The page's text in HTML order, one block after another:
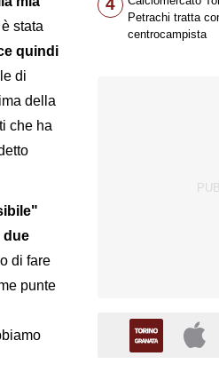
è stata
quindi
di
della
che ha
due
di fare
punte
Petrachi tratta
centrocampista